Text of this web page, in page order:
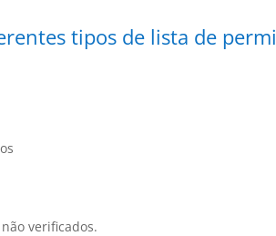
tipos de lista de
verificados.